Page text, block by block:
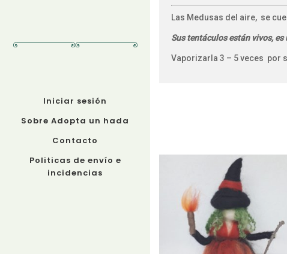
Iniciar sesión
Sobre Adopta un hada
Contacto
Politicas de envío e
incidencias
Las Medusas del aire, se
Sus tentáculos están vivos,
Vaporizarla 3 – 5 veces por